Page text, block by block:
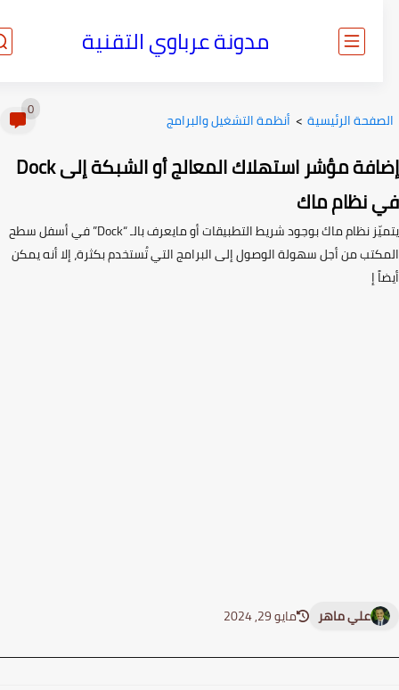
مدونة عرباوي التقنية
الرئيسية> أنظمة التشغيل والبرامج
إضافة مؤشر استهلاك المعالج أو الشبكة إلى Dock
نظام ماك
يتميّز نظام ماك بوجود شريط التطبيقات أو مايعرف بالـ “Dock” في أسفل سطح
من أجل سهولة الوصول إلى البرامج التي تُستخدم بكثرة، إلا أنه يمكن
إ
علي ماهر مايو 29, 2024